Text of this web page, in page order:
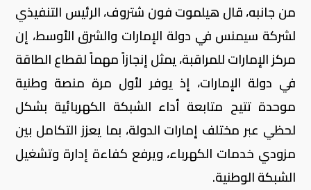
من جانبه، قال هيلموت فون شتروف، الرئيس التنفيذي
لشركة سيمنس في دولة الإمارات والشرق الأوسط، إن
مركز الإمارات للمراقبة، يمثل إنجازاً مهماً لقطاع الطاقة
في دولة الإمارات، إذ يوفر لأول مرة منصة وطنية
موحدة تتيح متابعة أداء الشبكة الكهربائية بشكل
لحظي عبر مختلف إمارات الدولة، بما يعزز التكامل بين
مزودي خدمات الكهرباء، ويرفع كفاءة إدارة وتشغيل
الشبكة الوطنية.